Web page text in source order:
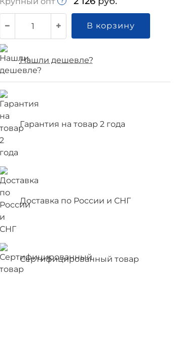
В корзину
Нашли дешевле?
Гарантия на товар 2 года
Доставка по России и СНГ
Сертифицированный товар